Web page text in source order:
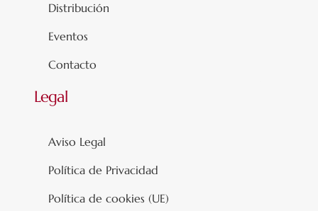
Distribución
Eventos
Contacto
Legal
Aviso Legal
Política de Privacidad
Política de cookies (UE)